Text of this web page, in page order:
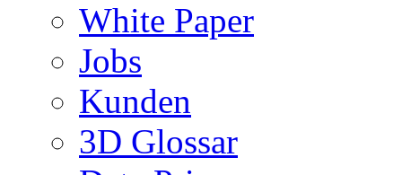
White Paper
Jobs
Kunden
3D Glossar